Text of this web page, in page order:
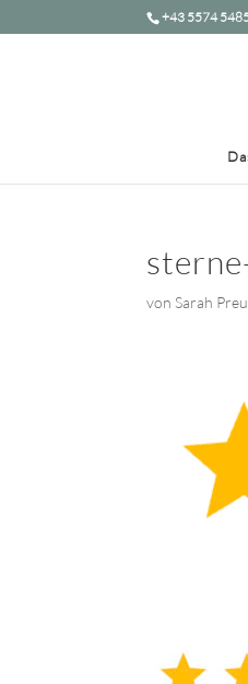
+43 5574
vonSarah